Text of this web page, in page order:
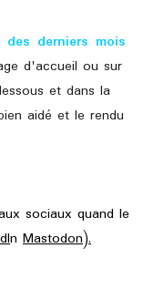
des derniers mois
d'accueil ou sur
et dans la
aidé et le rendu
sociaux quand le
dIn Mastodon).